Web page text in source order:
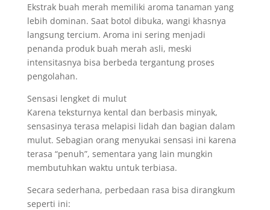
Ekstrak buah merah memiliki aroma tanaman yang
lebih dominan. Saat botol dibuka, wangi khasnya
langsung tercium. Aroma ini sering menjadi
penanda produk buah merah asli, meski
intensitasnya bisa berbeda tergantung proses
pengolahan.
Sensasi lengket di mulut
Karena teksturnya kental dan berbasis minyak,
sensasinya terasa melapisi lidah dan bagian dalam
mulut. Sebagian orang menyukai sensasi ini karena
terasa “penuh”, sementara yang lain mungkin
membutuhkan waktu untuk terbiasa.
Secara sederhana, perbedaan rasa bisa dirangkum
seperti ini: